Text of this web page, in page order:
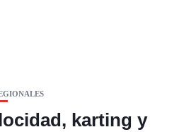
karting y